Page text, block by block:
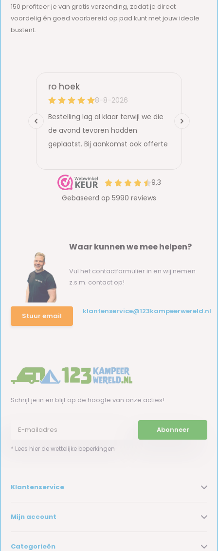
150 profiteer je van gratis verzending, zodat je direct
voordelig én goed voorbereid op pad kunt met jouw ideale
bustent.
Waar kunnen we mee helpen?
Vul het contactformulier in en wij nemen
z.s.m. contact op!
Stuur email
klantenservice@123kampeerwereld.nl
Schrijf je in en blijf op de hoogte van onze acties!
Abonneer
* Lees hier de wettelijke beperkingen
Klantenservice
Mijn account
Categorieën